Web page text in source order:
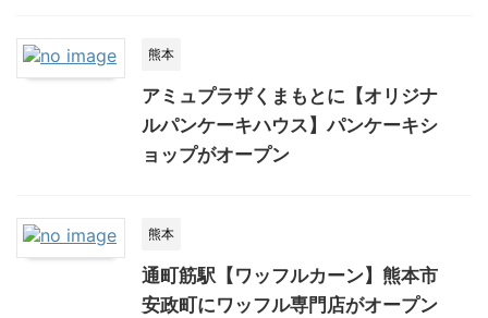
熊本
アミュプラザくまもとに【オリジナ
ルパンケーキハウス】パンケーキシ
ョップがオープン
熊本
通町筋駅【ワッフルカーン】熊本市
安政町にワッフル専門店がオープン